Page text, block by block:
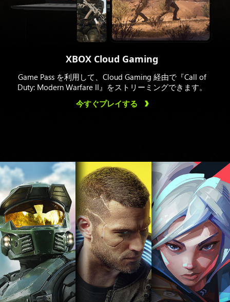
XBOX Cloud Gaming
Game Pass を利用して、Cloud Gaming 経由で『Call of
Duty: Modern Warfare II』をストリーミングできます。
今すぐプレイする